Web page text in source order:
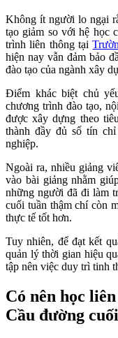
Không ít người lo ngại
tạo giảm so với hệ học
trình liên thông tại
hiện nay vẫn đảm bảo
đào tạo của ngành xây
Điểm khác biệt chủ
chương trình đào tạo,
được xây dựng theo
thành đầy đủ số tín
nghiệp.
Ngoài ra, nhiều giảng
vào bài giảng nhằm
những người đã đi làm
cuối tuần thậm chí còn
thực tế tốt hơn.
Tuy nhiên, để đạt kết
quản lý thời gian hiệu
tập nên việc duy trì tinh
Có nên học
Cầu đường